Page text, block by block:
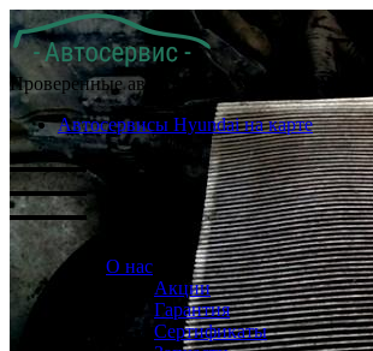
Проверенные автосервисы Хендай в Москве
Автосервисы Hyundai на карте
О нас
Акции
Гарантия
Сертификаты